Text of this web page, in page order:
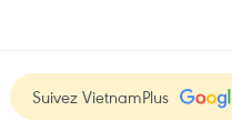
Suivez VietnamPlus